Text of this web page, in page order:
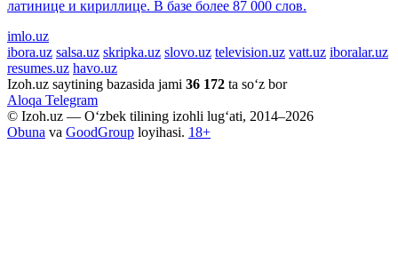
латинице и кириллице. В базе более 87 000 слов.
imlo.uz
ibora.uz salsa.uz skripka.uz slovo.uz television.uz vatt.uz iboralar.uz
resumes.uz havo.uz
Izoh.uz saytining bazasida jami 36 172 ta so‘z bor
Aloqa Telegram
© Izoh.uz — O‘zbek tilining izohli lug‘ati, 2014–2026
Obuna va GoodGroup loyihasi. 18+